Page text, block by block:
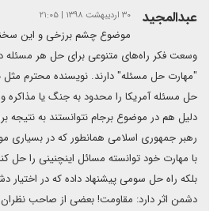
عبدالمجید ۳۰ اردیبهشت ۱۳۹۸ | ۲۱:۰۵
موضوع چشم برزخی و این
وسعت فکر راه‌های متنوعی برای حل هر مسئله
"مهارت حل مسئله" دارند. نویسنده محترم مثل
حل مسئله آمریکا را محدود به جنگ یا
دلیل هم در موضوع برجام نتوانستند به
رهبر جمهوری اسلامی همانطور که در بسیاری
با مهارت خود توانسته مسائل اینچنینی را حل
بلکه راه حل سومی پیشنهاد داده که در
دشمن اثر دارد: مقاومت! بعضی از صاحب نظران